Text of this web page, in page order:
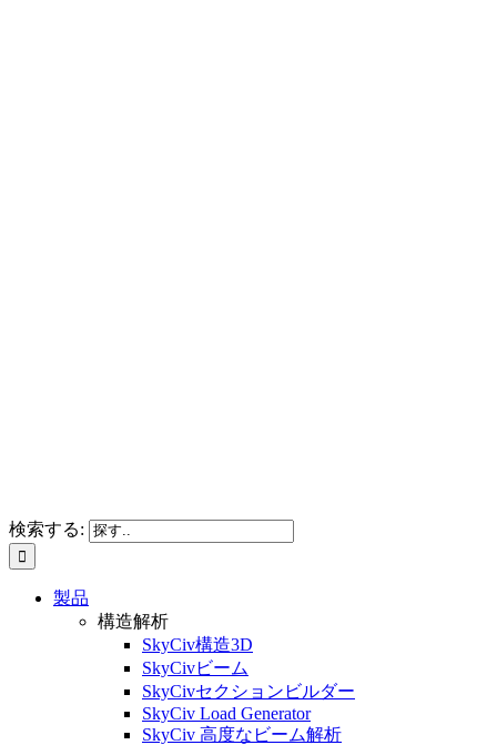
検索する:
製品
構造解析
SkyCiv構造3D
SkyCivビーム
SkyCivセクションビルダー
SkyCiv Load Generator
SkyCiv 高度なビーム解析